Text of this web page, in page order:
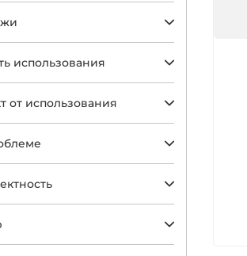
использования
от использования